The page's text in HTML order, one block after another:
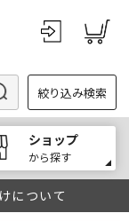
絞り込み検索
ショップ
から探す
について